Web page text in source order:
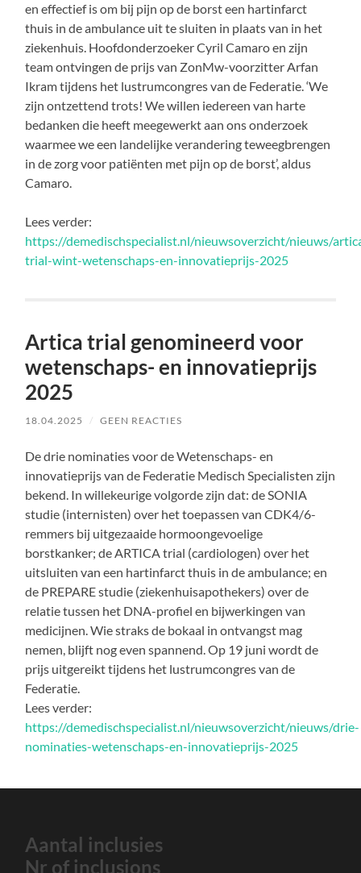
en effectief is om bij pijn op de borst een hartinfarct
thuis in de ambulance uit te sluiten in plaats van in het
ziekenhuis. Hoofdonderzoeker Cyril Camaro en zijn
team ontvingen de prijs van ZonMw-voorzitter Arfan
Ikram tijdens het lustrumcongres van de Federatie. ‘We
zijn ontzettend trots! We willen iedereen van harte
bedanken die heeft meegewerkt aan ons onderzoek
waarmee we een landelijke verandering teweegbrengen
in de zorg voor patiënten met pijn op de borst’, aldus
Camaro.
Lees verder:
https://demedischspecialist.nl/nieuwsoverzicht/nieuws/
trial-wint-wetenschaps-en-innovatieprijs-2025
Artica trial genomineerd voor
wetenschaps- en innovatieprijs
2025
18.04.2025 / GEEN REACTIES
De drie nominaties voor de Wetenschaps- en
innovatieprijs van de Federatie Medisch Specialisten zijn
bekend. In willekeurige volgorde zijn dat: de SONIA
studie (internisten) over het toepassen van CDK4/6-
remmers bij uitgezaaide hormoongevoelige
borstkanker; de ARTICA trial (cardiologen) over het
uitsluiten van een hartinfarct thuis in de ambulance; en
de PREPARE studie (ziekenhuisapothekers) over de
relatie tussen het DNA-profiel en bijwerkingen van
medicijnen. Wie straks de bokaal in ontvangst mag
nemen, blijft nog even spannend. Op 19 juni wordt de
prijs uitgereikt tijdens het lustrumcongres van de
Federatie.
Lees verder:
https://demedischspecialist.nl/nieuwsoverzicht/nieuws/drie-
nominaties-wetenschaps-en-innovatieprijs-2025
Aantal inclusies
Nr of inclusions